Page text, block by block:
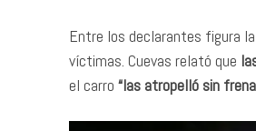
Entre los declarantes figura la
víctimas. Cuevas relató que
el carro “las atropelló sin